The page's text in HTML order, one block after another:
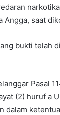
Angga, saat
bukti telah
Pasal
(2) huruf a
dalam